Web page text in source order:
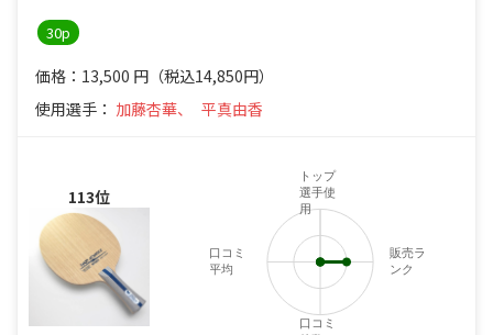
30p
価格：13,500 円 （税込14,850円）
使用選手： 加藤杏華、 平真由香
113位
トップ
選手使
用
販売ラ
ンク
口コミ
口コミ
平均